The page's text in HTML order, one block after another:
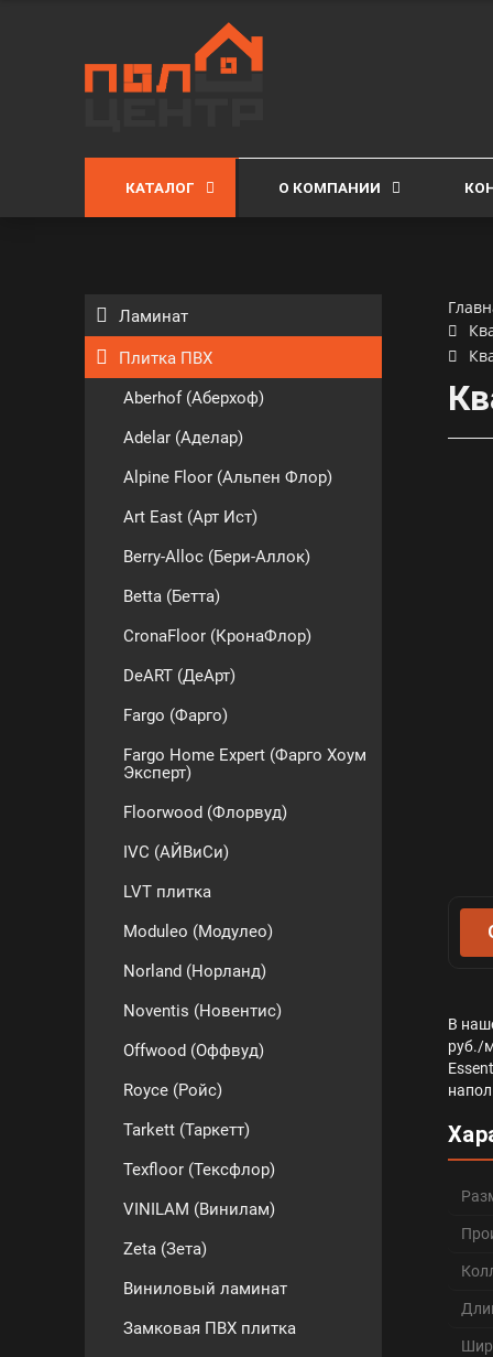
КАТАЛОГ О КОМПАНИИ
Ламинат
Плитка ПВХ
Aberhof (Аберхоф)
Adelar (Аделар)
Alpine Floor (Альпен Флор)
Art East (Арт Ист)
Berry-Alloc (Бери-Аллок)
Betta (Бетта)
CronaFloor (КронаФлор)
DeART (ДеАрт)
Fargo (Фарго)
Fargo Home Expert (Фарго Хоум
Эксперт)
Floorwood (Флорвуд)
IVC (АЙВиСи)
LVT плитка
Moduleo (Модулео)
Norland (Норланд)
Noventis (Новентис)
Offwood (Оффвуд)
Royce (Ройс)
Tarkett (Таркетт)
Texfloor (Тексфлор)
VINILAM (Винилам)
Zeta (Зета)
Виниловый ламинат
Замковая ПВХ плитка
В
руб./